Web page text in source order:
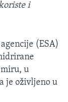
i
(ESA)
u
je oživljeno u